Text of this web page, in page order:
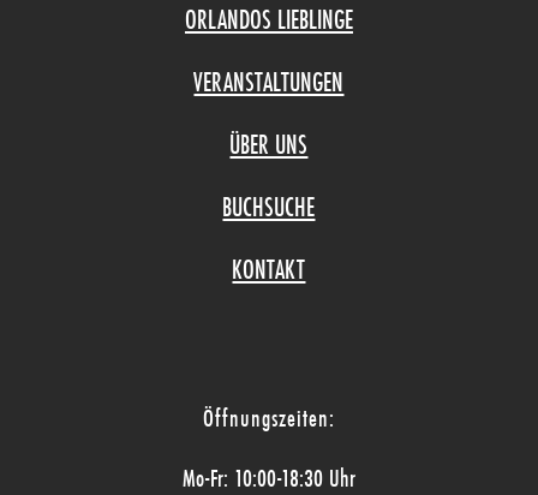
ORLANDOS LIEBLINGE
VERANSTALTUNGEN
ÜBER UNS
BUCHSUCHE
KONTAKT
Öffnungszeiten:
Mo-Fr: 10:00-18:30 Uhr